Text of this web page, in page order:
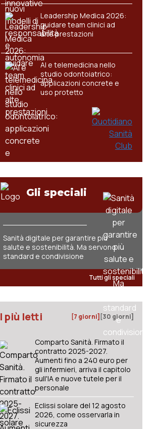
Leadership Medica 2026:
guidare team clinici ad
alte prestazioni
AI e telemedicina nello
studio odontoiatrico:
applicazioni concrete e
uso protetto
Gli speciali
Sanità digitale per garantire più
salute e sostenibilità. Ma servono
standard e condivisione
Tutti gli speciali
I più letti [7 giorni] [30 giorni]
Comparto Sanità. Firmato il
contratto 2025-2027.
Aumenti fino a 240 euro per
gli infermieri, arriva il capitolo
sull'IA e nuove tutele per il
personale
Eclissi solare del 12 agosto
2026, come osservarla in
sicurezza